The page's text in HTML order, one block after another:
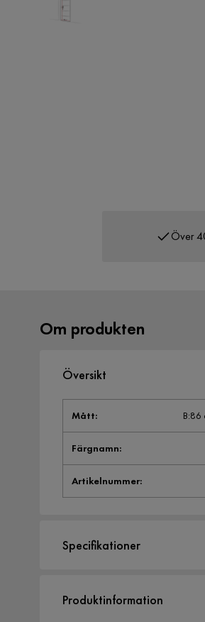
Över
Om produkten
Översikt
Mått: B:86
Färgnamn:
Artikelnummer:
Specifikationer
Storlek
Produktinformation